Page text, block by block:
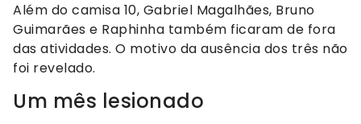
Além do camisa 10, Gabriel Magalhães, Bruno
Guimarães e Raphinha também ficaram de fora
das atividades. O motivo da ausência dos três não
foi revelado.
Um mês lesionado